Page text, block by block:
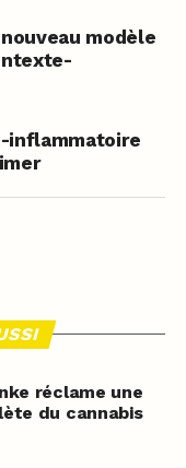
modèle
inflammatoire
réclame une
du cannabis